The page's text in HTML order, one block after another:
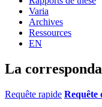
Varia
Archives
Ressources
EN
La
Requête rapide Requête